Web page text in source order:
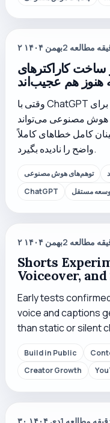
۲ بهمن ۱۴۰۴2 مطالعه
کاراکترهای
هنوز هم عجیب‌اند
وقتی با ChatGPT برای rizae.com کاراکتر انیمه می‌سازم،
هوش مصنوعی می‌تواند
کامل خطاهای کاملاً
واضح را نادیده بگیرد.
توهم‌های هوش مصنوعی
ChatGPT
مستقل
۲ بهمن ۱۴۰۴2 مطالعه
Shorts
Voiceover,
Early tests
voice and captions
than static or silent
Build in Public
Creator Growth